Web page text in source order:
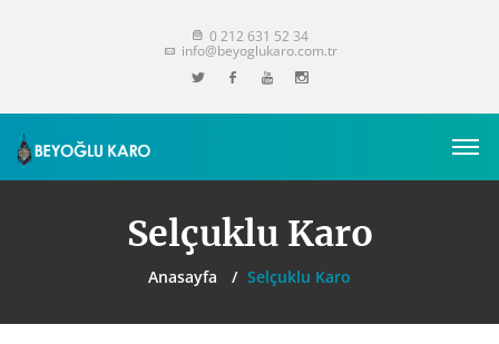
0 212 631 52 34
info@beyoglukaro.com.tr
Selçuklu Karo
Anasayfa Selçuklu Karo